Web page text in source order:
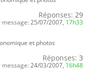
Réponses: 29
25/07/2007, 17h33
et photos
Réponses: 3
24/03/2007, 16h48